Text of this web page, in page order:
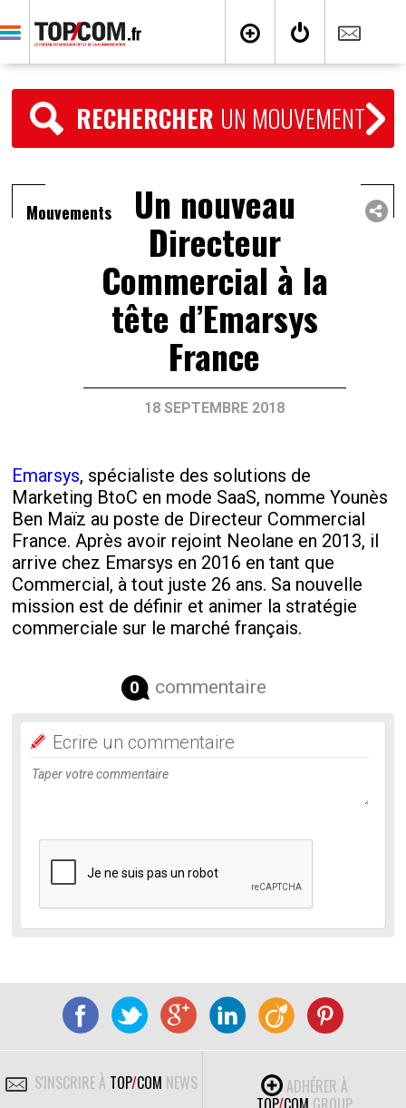
RECHERCHER UN MOUVEMENT
Mouvements Un nouveau
Directeur
Commercial à la
tête d’Emarsys
France
18 SEPTEMBRE 2018
Emarsys, spécialiste des solutions de
Marketing BtoC en mode SaaS, nomme Younès
Ben Maïz au poste de Directeur Commercial
France. Après avoir rejoint Neolane en 2013, il
arrive chez Emarsys en 2016 en tant que
Commercial, à tout juste 26 ans. Sa nouvelle
mission est de définir et animer la stratégie
commerciale sur le marché français.
0 commentaire
Ecrire un commentaire
S'INSCRIRE À TOP/COM NEWS
ADHÉRER À